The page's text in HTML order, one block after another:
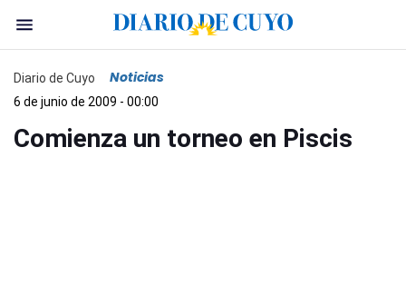
Diario de Cuyo Noticias
6 de junio de 2009 - 00:00
Comienza un torneo en Piscis